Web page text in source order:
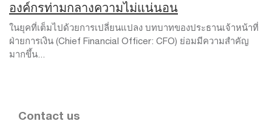
องค์กรท่ามกลางความไม่แน่นอน
ในยุคที่เต็มไปด้วยการเปลี่ยนแปลง บทบาทของประธานเจ้าหน้าที่
ฝ่ายการเงิน (Chief Financial Officer: CFO) ย่อมมีความสำคัญ
มากขึ้น...
Contact us